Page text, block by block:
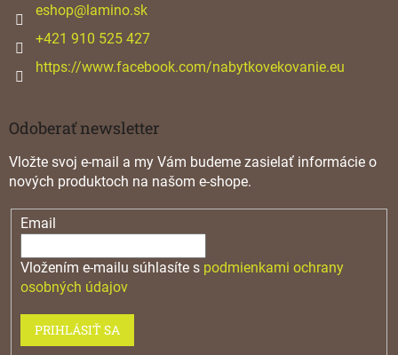
eshop@lamino.sk
+421 910 525 427
https://www.facebook.com/nabytkovekovanie.eu
Odoberať newsletter
Vložte svoj e-mail a my Vám budeme zasielať informácie o
nových produktoch na našom e-shope.
Email
Vložením e-mailu súhlasíte s podmienkami ochrany
osobných údajov
PRIHLÁSIŤ SA